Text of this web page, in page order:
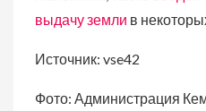
выдачу земли в
Источник: vse42
Фото: Администрация